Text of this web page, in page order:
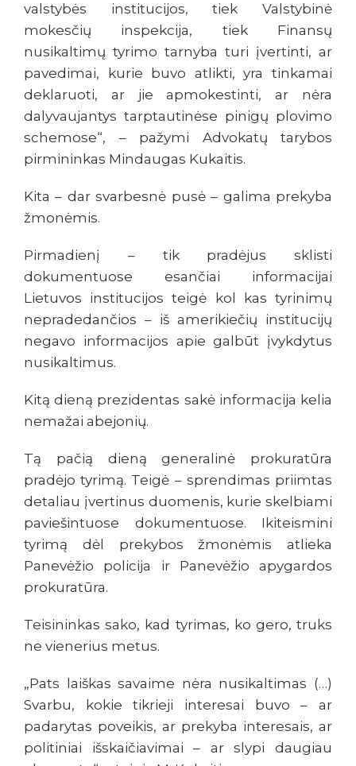
valstybės institucijos, tiek Valstybinė
mokesčių inspekcija, tiek Finansų
nusikaltimų tyrimo tarnyba turi įvertinti, ar
pavedimai, kurie buvo atlikti, yra tinkamai
deklaruoti, ar jie apmokestinti, ar nėra
dalyvaujantys tarptautinėse pinigų plovimo
schemose“, – pažymi Advokatų tarybos
pirmininkas Mindaugas Kukaitis.
Kita – dar svarbesnė pusė – galima prekyba
žmonėmis.
Pirmadienį – tik pradėjus sklisti
dokumentuose esančiai informacijai
Lietuvos institucijos teigė kol kas tyrinimų
nepradedančios – iš amerikiečių institucijų
negavo informacijos apie galbūt įvykdytus
nusikaltimus.
Kitą dieną prezidentas sakė informacija kelia
nemažai abejonių.
Tą pačią dieną generalinė prokuratūra
pradėjo tyrimą. Teigė – sprendimas priimtas
detaliau įvertinus duomenis, kurie skelbiami
paviešintuose dokumentuose. Ikiteismini
tyrimą dėl prekybos žmonėmis atlieka
Panevėžio policija ir Panevėžio apygardos
prokuratūra.
Teisininkas sako, kad tyrimas, ko gero, truks
ne vienerius metus.
„Pats laiškas savaime nėra nusikaltimas (…)
Svarbu, kokie tikrieji interesai buvo – ar
padarytas poveikis, ar prekyba interesais, ar
politiniai išskaičiavimai – ar slypi daugiau